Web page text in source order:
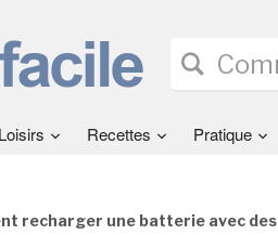
Loisirs Recettes Pratique
recharger une batterie avec des